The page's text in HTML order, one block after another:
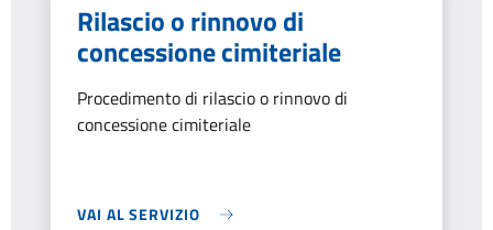
Rilascio o rinnovo di
concessione cimiteriale
Procedimento di rilascio o rinnovo di
concessione cimiteriale
VAI AL SERVIZIO